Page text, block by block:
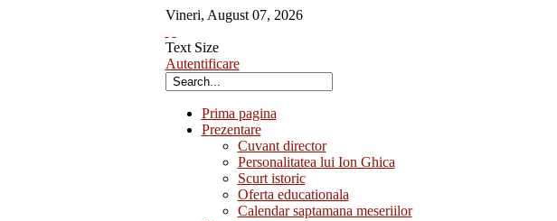
Vineri, August 07, 2026
Text Size
Autentificare
Prima pagina
Prezentare
Cuvant director
Personalitatea lui Ion Ghica
Scurt istoric
Oferta educationala
Calendar saptamana meseriilor